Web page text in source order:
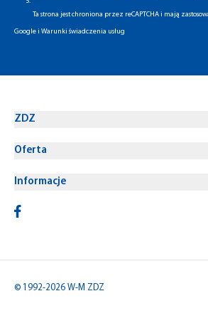
Ta strona jest chroniona przez reCAPTCHA i mają
Googlei Warunki świadczenia usług
ZDZ
Oferta
Informacje
© 1992-2026 W-M ZDZ